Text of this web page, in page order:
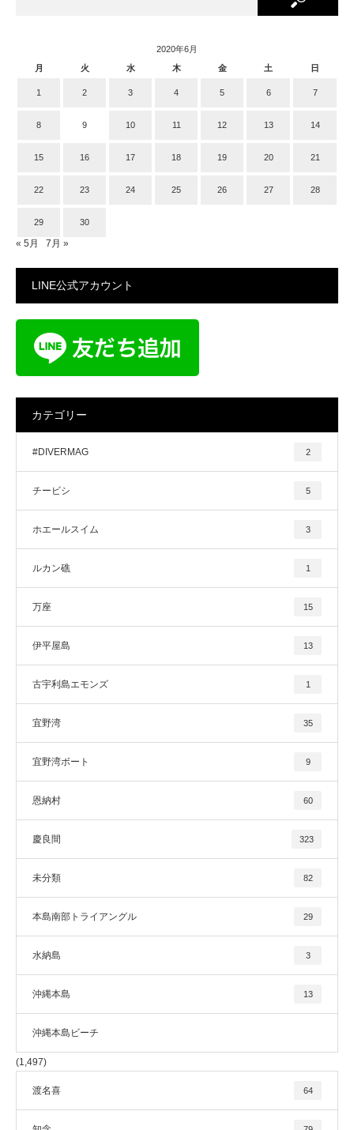
2020年6月
月
火 水 木 金 土 日
1 2 3 4 5 6 7
8 9 10 11 12 13 14
15 16 17 18 19 20 21
22 23 24 25 26 27 28
29 30
« 5月 7月 »
LINE公式アカウント
カテゴリー
#DIVERMAG 2
チービシ 5
ホエールスイム 3
ルカン礁 1
万座 15
伊平屋島 13
古宇利島エモンズ 1
宜野湾 35
宜野湾ボート 9
恩納村 60
慶良間 323
未分類 82
本島南部トライアングル 29
水納島 3
沖縄本島 13
沖縄本島ビーチ
(1,497)
渡名喜 64